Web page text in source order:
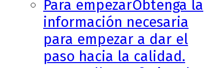
Para empezarObtenga la
información necesaria
para empezar a dar el
paso hacia la calidad.